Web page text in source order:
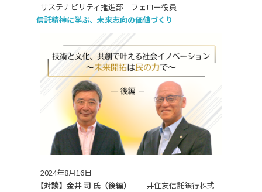
サステナビリティ推進部 フェロー役員
信託精神に学ぶ、未来志向の価値づくり
2024年8月16日
【対談】金井 司 氏（後編）｜三井住友信託銀行株式